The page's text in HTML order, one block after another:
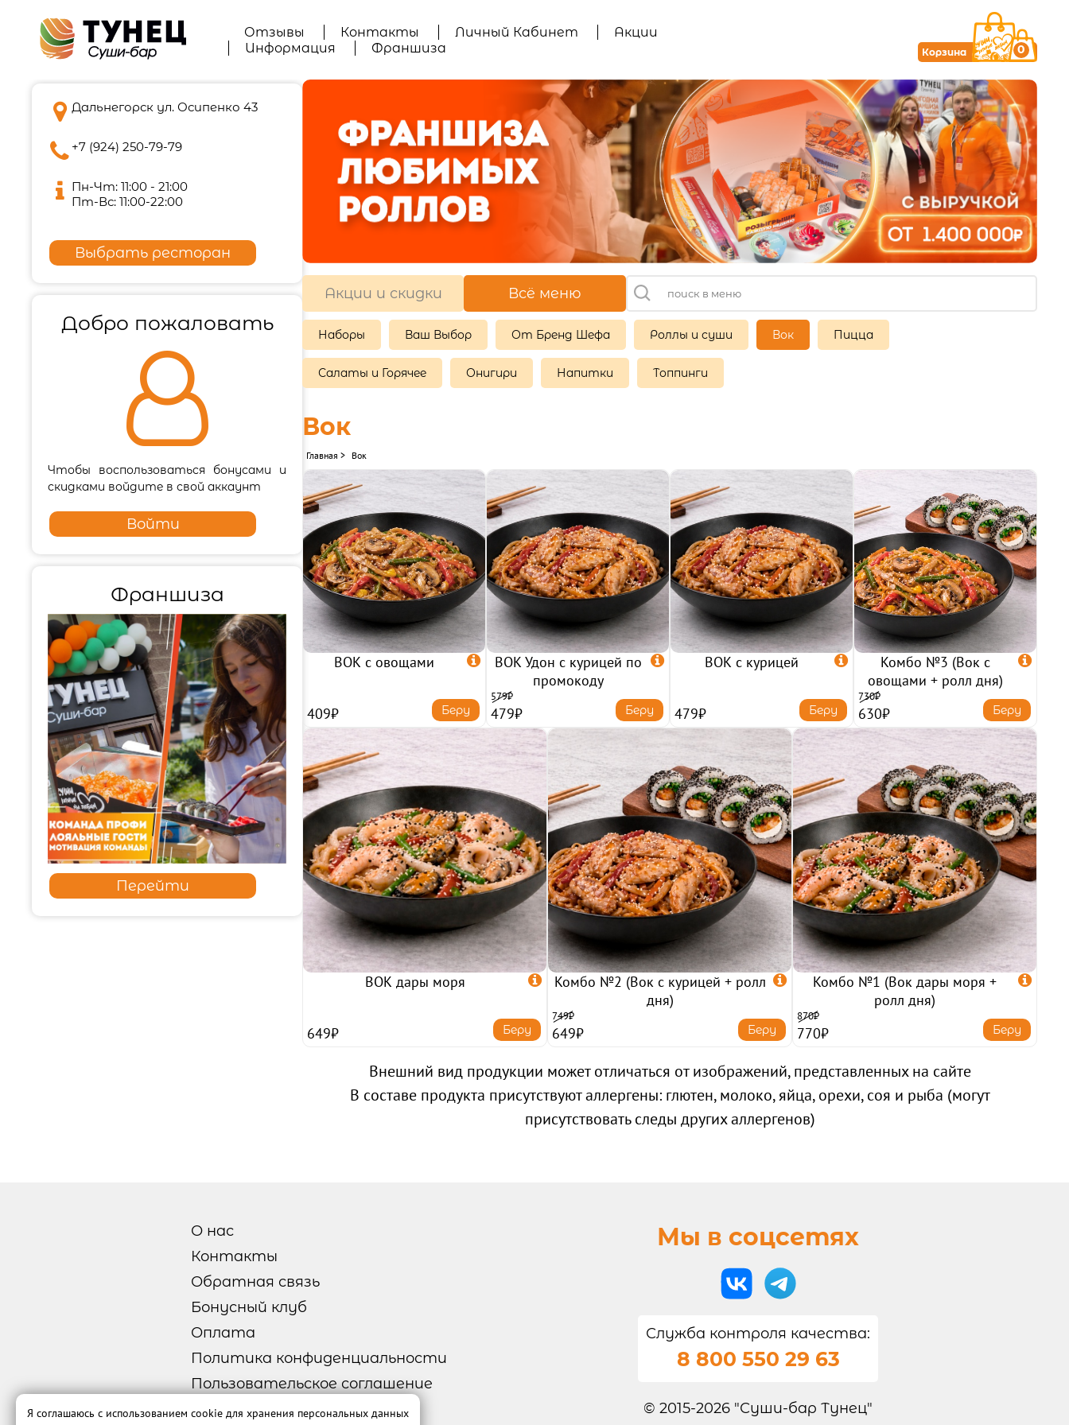
Отзывы Контакты Личный Кабинет
Акции
Информация
Франшиза 0
Корзина
 Дальнегорск ул. Осипенко 43
 +7 (924) 250-79-79
 Пн-Чт: 11:00 - 21:00
Пт-Вс: 11:00-22:00
Выбрать ресторан
Добро пожаловать

Чтобы воспользоваться бонусами и
скидками войдите в свой аккаунт
Войти
Франшиза
Перейти
Акции и скидки Всё меню
Наборы Ваш Выбор От Бренд Шефа Роллы и суши Вок Пицца
Салаты и Горячее Онигири Напитки Топпинги
Вок
Главная > Вок
ВОК с овощами 
409₽ Беру
ВОК Удон с курицей по
промокоду

579₽
479₽ Беру
ВОК с курицей 
479₽ Беру
Комбо №3 (Вок с
овощами + ролл дня)

730₽
630₽ Беру
ВОК дары моря 
649₽ Беру
Комбо №2 (Вок с курицей + ролл
дня)

749₽
649₽ Беру
Комбо №1 (Вок дары моря +
ролл дня)

870₽
770₽ Беру
Внешний вид продукции может отличаться от изображений, представленных на сайте
В составе продукта присутствуют аллергены: глютен, молоко, яйца, орехи, соя и рыба (могут
присутствовать следы других аллергенов)
О нас
Контакты
Обратная связь
Бонусный клуб
Оплата
Политика конфиденциальности
Пользовательское соглашение
Публичная оферта
Мы в соцсетях
Служба контроля качества:
8 800 550 29 63
© 2015-2026 "Суши-бар Тунец"
Я соглашаюсь с использованием cookie для хранения персональных данных